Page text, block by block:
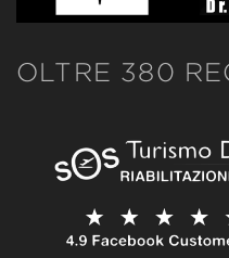
OLTRE 380